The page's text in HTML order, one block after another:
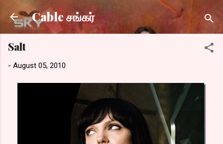
Skip to main content
Cable சங்கர்
Salt
- August 05, 2010